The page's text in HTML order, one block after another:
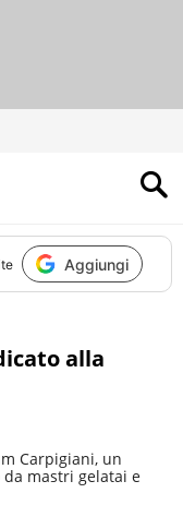
Aggiungi
alla
Carpigiani, un
mastri gelatai e